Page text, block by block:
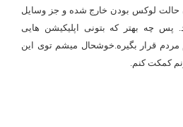
حالت لوکس بودن خارج شده و جز وسایل
پس چه بهتر که بتونی اپلیکیشن هایی
قرار بگیره.خوشحال میشم توی این
کمکت کنم.